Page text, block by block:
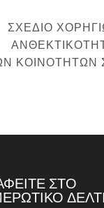
NEXT
POST
ΣΧΈΔΙΟ
ΚΟΙΝΟΤΉΤΩΝ
ΣΤΟ